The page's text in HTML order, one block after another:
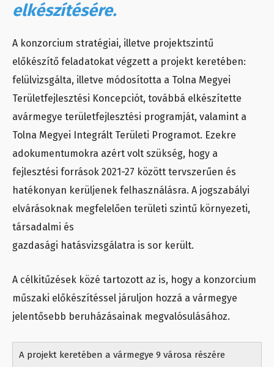
elkészítésére.
A konzorcium stratégiai, illetve projektszintű
előkészítő feladatokat végzett a projekt keretében:
felülvizsgálta, illetve módosította a Tolna Megyei
Területfejlesztési Koncepciót, továbbá elkészítette
avármegye területfejlesztési programját, valamint a
Tolna Megyei Integrált Területi Programot. Ezekre
adokumentumokra azért volt szükség, hogy a
fejlesztési források 2021-27 között tervszerűen és
hatékonyan kerüljenek felhasználásra. A jogszabályi
elvárásoknak megfelelően területi szintű környezeti,
társadalmi és
gazdasági hatásvizsgálatra is sor került.
A célkitűzések közé tartozott az is, hogy a konzorcium
műszaki előkészítéssel járuljon hozzá a vármegye
jelentősebb beruházásainak megvalósulásához.
A projekt keretében a vármegye 9 városa részére